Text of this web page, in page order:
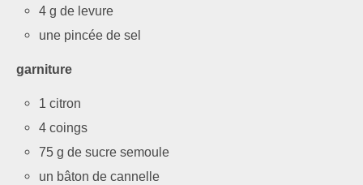
4 g de levure
une pincée de sel
garniture
1 citron
4 coings
75 g de sucre semoule
un bâton de cannelle